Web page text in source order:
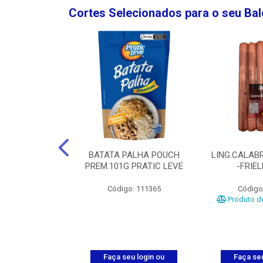
Cortes Selecionados para o seu
BATATA PALHA POUCH
PREM.101G PRATIC LEVE
Código: 111365
Faça seu login ou
-
Produto
Faça